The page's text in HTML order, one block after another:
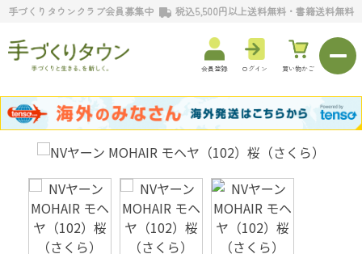
手づくりタウンクラブ会員募集中 税込5,500円以上送料無料・書籍送料無料
会員登録 ログイン 買い物かご